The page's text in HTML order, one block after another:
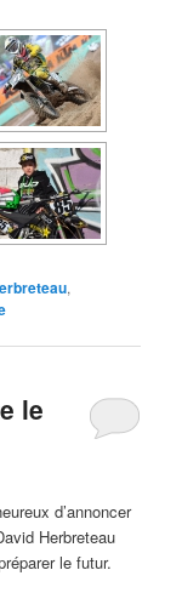
,
le
d’annoncer
Herbreteau
le futur.